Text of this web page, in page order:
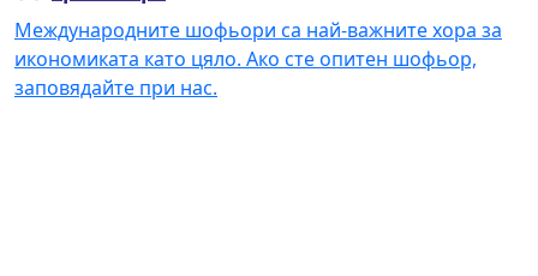
Международните шофьори са най-важните хора за
икономиката като цяло. Ако сте опитен шофьор,
заповядайте при нас.